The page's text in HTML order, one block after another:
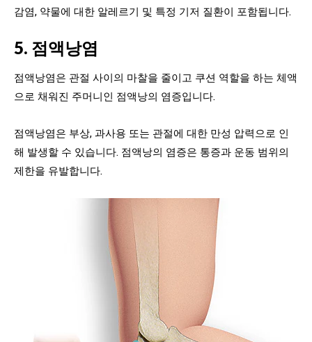
감염, 약물에 대한 알레르기 및 특정 기저 질환이 포함됩니다.
5. 점액낭염
점액낭염은 관절 사이의 마찰을 줄이고 쿠션 역할을 하는 체액
으로 채워진 주머니인 점액낭의 염증입니다.
점액낭염은 부상, 과사용 또는 관절에 대한 만성 압력으로 인
해 발생할 수 있습니다. 점액낭의 염증은 통증과 운동 범위의
제한을 유발합니다.